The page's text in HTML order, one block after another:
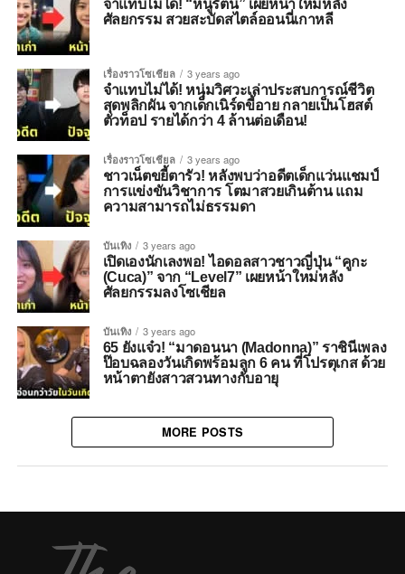
จำแทบไม่ได้! “หนูรัตน์” เผยหน้าใหม่หลัง
ศัลยกรรม สวยสะบัดสไตล์ออนนี่เกาหลี
เรื่องราวโซเชียล 3 years ago
จำแทบไม่ได้! หนุ่มวิศวะเล่าประสบการณ์ชีวิต
สุดพลิกผัน จากเด็กเนิร์ดขี้อาย กลายเป็นโฮสต์
ตัวท็อป รายได้กว่า 4 ล้านต่อเดือน!
เรื่องราวโซเชียล 3 years ago
ชาวเน็ตขยี้ตารัว! หลังพบว่าอดีตเด็กแว่นแชมป์
การแข่งขันวิชาการ โตมาสวยเกินต้าน แถม
ความสามารถไม่ธรรมดา
บันเทิง 3 years ago
เปิดเองนักเลงพอ! ไอดอลสาวชาวญี่ปุ่น “คูกะ
(Cuca)” จาก “Level7” เผยหน้าใหม่หลัง
ศัลยกรรมลงโซเชียล
บันเทิง 3 years ago
65 ยังแจ๋ว! “มาดอนนา (Madonna)” ราชินีเพลง
ป๊อบฉลองวันเกิดพร้อมลูก 6 คน ที่โปรตุเกส ด้วย
หน้าตายังสาวสวนทางกับอายุ
MORE POSTS